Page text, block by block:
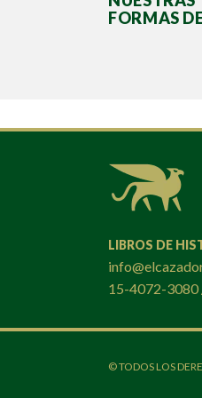
FORMAS
LIBROS DE
15-4072-
© TODOS LOS